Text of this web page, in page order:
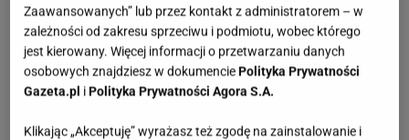
Zaawansowanych” lub przez kontakt z administratorem – w
zależności od zakresu sprzeciwu i podmiotu, wobec którego
jest kierowany. Więcej informacji o przetwarzaniu danych
osobowych znajdziesz w dokumenciePolityka Prywatności
Gazeta.pl iPolityka Prywatności Agora S.A.
Klikając „Akceptuję” wyrażasz też zgodę na zainstalowanie i